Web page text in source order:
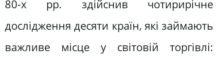
80-х рр. здійснив чотирирічне
дослідження десяти країн, які займають
важливе місце у світовій торгівлі: